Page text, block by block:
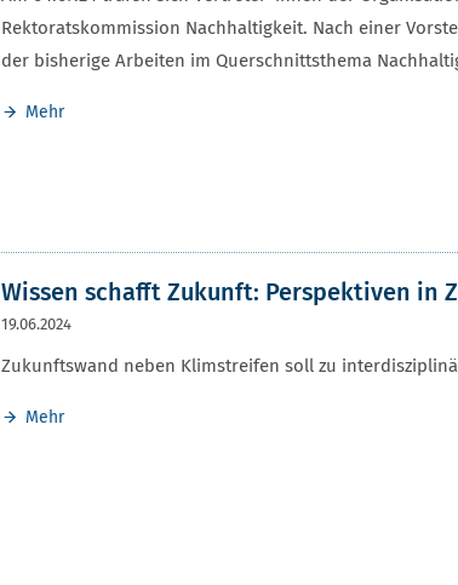
Rektoratskommission Nachhaltigkeit. Nach einer
der bisherige Arbeiten im Querschnittsthema
Mehr
Wissen schafft Zukunft: Perspektiven in
19.06.2024
Zukunftswand neben Klimstreifen soll zu
Mehr